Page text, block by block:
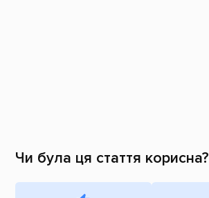
Чи була ця стаття корисна?